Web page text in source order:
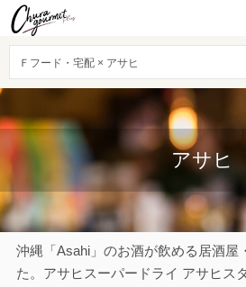
Ｆフード・宅配 × アサヒ
アサヒ
沖縄「Asahi」のお酒が飲める居酒屋
た。アサヒスーパードライ アサヒス